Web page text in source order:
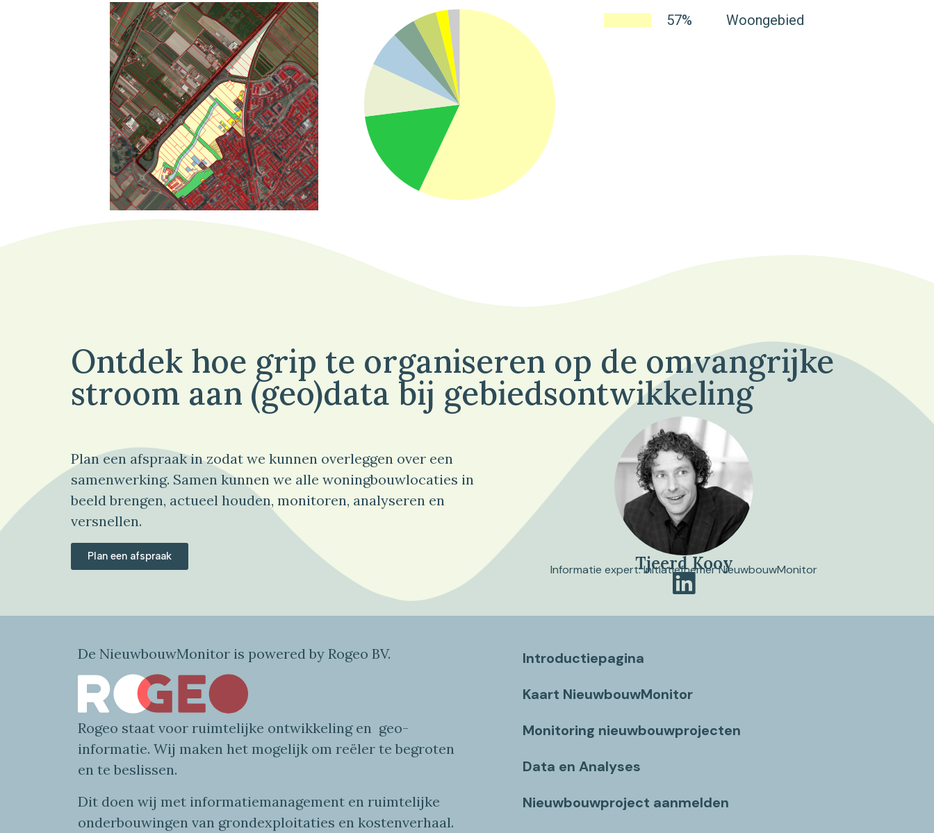
57% Woongebied
Ontdek hoe grip te organiseren op de omvangrijke
stroom aan (geo)data bij gebiedsontwikkeling
Plan een afspraak in zodat we kunnen overleggen over een
samenwerking. Samen kunnen we alle woningbouwlocaties in
beeld brengen, actueel houden, monitoren, analyseren en
versnellen.
Plan een afspraak Tjeerd Kooy
Informatie expert. Initiatiefnemer NieuwbouwMonitor
De NieuwbouwMonitor is powered by Rogeo BV.
Rogeo staat voor ruimtelijke ontwikkeling en geo-
informatie. Wij maken het mogelijk om reëler te begroten
en te beslissen.
Dit doen wij met informatiemanagement en ruimtelijke
onderbouwingen van grondexploitaties en kostenverhaal.
Introductiepagina
Kaart NieuwbouwMonitor
Monitoring nieuwbouwprojecten
Data en Analyses
Nieuwbouwproject aanmelden